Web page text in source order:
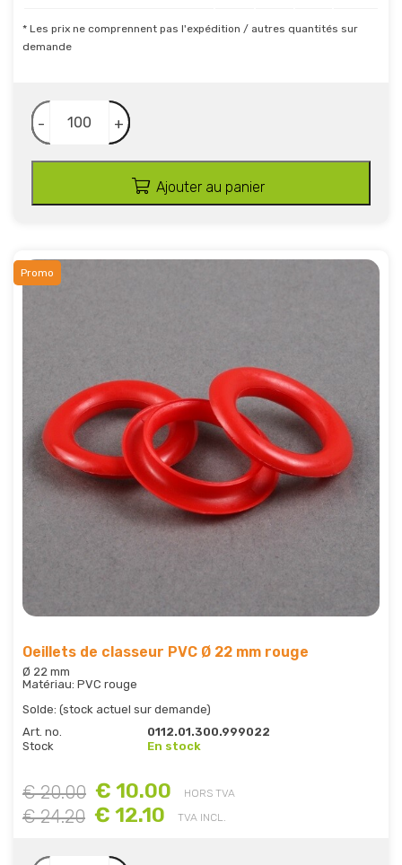
* Les prix ne comprennent pas l'expédition / autres quantités sur
demande
- +
Ajouter au panier
Promo
Oeillets de classeur PVC Ø 22 mm rouge
Ø 22 mm
Matériau: PVC rouge
Solde: (stock actuel sur demande)
Art. no.
0112.01.300.999022
Stock
En stock
€ 20.00 € 10.00 HORS TVA
€ 24.20 € 12.10 TVA INCL.